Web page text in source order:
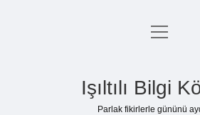
Anasayfa
Yasal Uyarı
menüyü
Işıltılı Bilgi
Parlak fikirlerle gününü